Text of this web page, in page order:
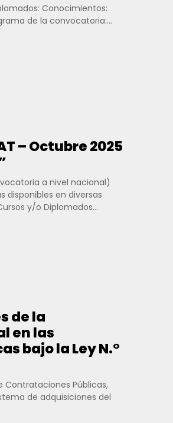
Conocimientos:
de la convocatoria:
– Octubre 2025
a nivel nacional)
disponibles en diversas
y/o Diplomados...
de la
en las
bajo la Ley N.°
Contrataciones Públicas,
de adquisiciones del